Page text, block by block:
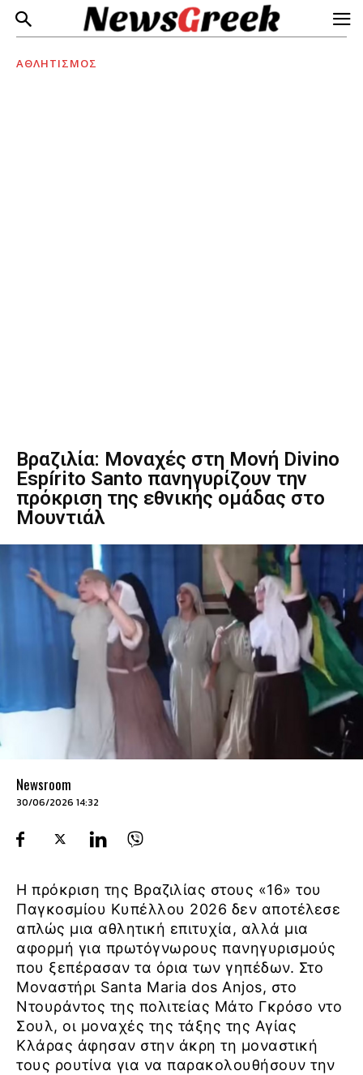
ΑΘΛΗΤΙΣΜΟΣ
Βραζιλία: Μοναχές στη Μονή Divino
Espírito Santo πανηγυρίζουν την
πρόκριση της εθνικής ομάδας στο
Μουντιάλ
Newsroom
30/06/2026 14:32
Η πρόκριση της Βραζιλίας στους «16» του
Παγκοσμίου Κυπέλλου 2026 δεν αποτέλεσε
απλώς μια αθλητική επιτυχία, αλλά μια
αφορμή για πρωτόγνωρους πανηγυρισμούς
που ξεπέρασαν τα όρια των γηπέδων. Στο
Μοναστήρι Santa Maria dos Anjos, στο
Ντουράντος της πολιτείας Μάτο Γκρόσο ντο
Σουλ, οι μοναχές της τάξης της Αγίας
Κλάρας άφησαν στην άκρη τη μοναστική
τους ρουτίνα για να παρακολουθήσουν την